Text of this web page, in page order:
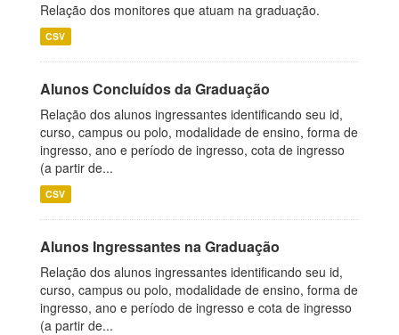
Relação dos monitores que atuam na graduação.
CSV
Alunos Concluídos da Graduação
Relação dos alunos ingressantes identificando seu id,
curso, campus ou polo, modalidade de ensino, forma de
ingresso, ano e período de ingresso, cota de ingresso
(a partir de...
CSV
Alunos Ingressantes na Graduação
Relação dos alunos ingressantes identificando seu id,
curso, campus ou polo, modalidade de ensino, forma de
ingresso, ano e período de ingresso e cota de ingresso
(a partir de...